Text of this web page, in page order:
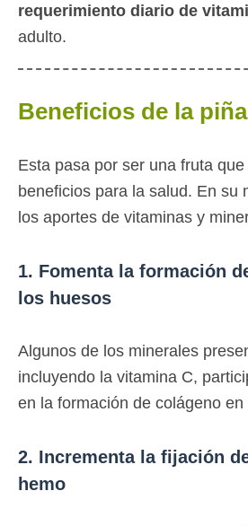
requerimiento diario de
adulto.
Beneficios de la piña
Esta pasa por ser una fruta
beneficios para la salud. En su
los aportes de vitaminas y
1. Fomenta la formación
los huesos
Algunos de los minerales
incluyendo la vitamina C,
en la formación de colágeno en
2. Incrementa la fijación
hemo